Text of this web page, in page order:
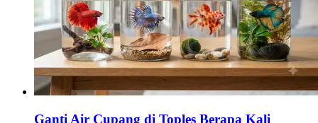
Ganti Air Cupang di Toples Berapa Kali